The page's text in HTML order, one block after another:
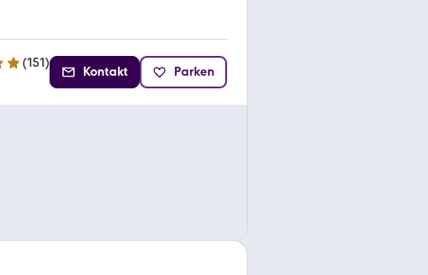
(151)
Kontakt Parken